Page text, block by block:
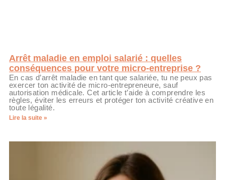
Arrêt maladie en emploi salarié : quelles
conséquences pour votre micro-entreprise ?
En cas d’arrêt maladie en tant que salariée, tu ne peux pas
exercer ton activité de micro-entrepreneure, sauf
autorisation médicale. Cet article t’aide à comprendre les
règles, éviter les erreurs et protéger ton activité créative en
toute légalité.
Lire la suite »